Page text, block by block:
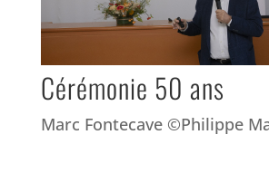
Cérémonie 50 ans
Marc Fontecave ©Philippe